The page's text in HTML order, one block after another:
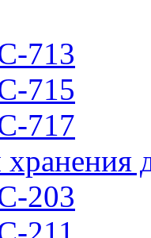
713
715
717
203